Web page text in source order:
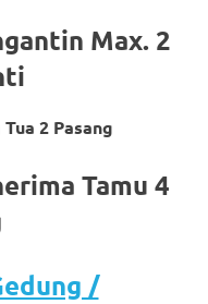
Max. 2
2 Pasang
Tamu 4
/